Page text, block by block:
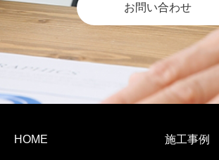
お問い合わせ
HOME 施工事例